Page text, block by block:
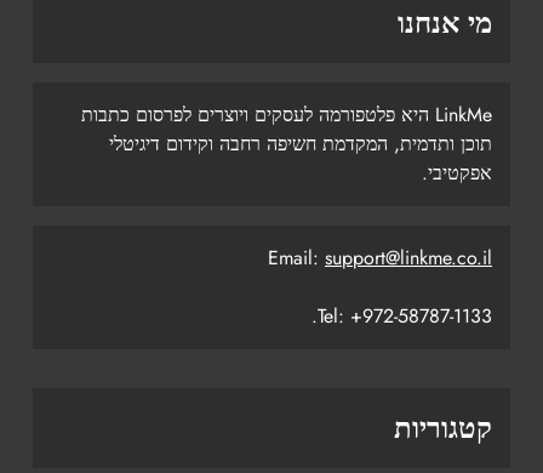
מי אנחנו
LinkMe היא פלטפורמה לעסקים ויוצרים לפרסום כתבות
תוכן ותדמית, המקדמת חשיפה רחבה וקידום דיגיטלי
אפקטיבי.
Email: support@linkme.co.il
Tel: +972-58787-1133.
קטגוריות